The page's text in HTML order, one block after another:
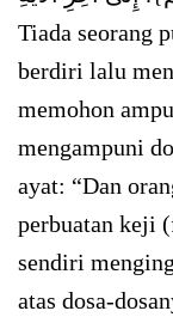
Tiada seorang
berdiri lalu
memohon
mengampuni
ayat: “Dan
perbuatan keji
sendiri
atas dosa-